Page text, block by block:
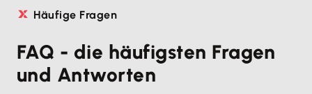
Häufige Fragen
FAQ - die häufigsten Fragen
und Antworten